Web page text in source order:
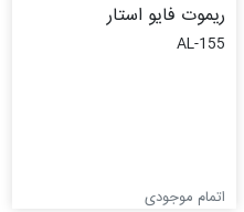
ریموت فایو استار
AL-155
اتمام موجودی